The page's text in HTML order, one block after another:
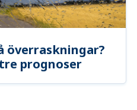
överraskningar?
prognoser